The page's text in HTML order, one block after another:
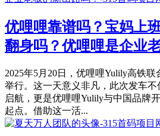
优哩哩靠谱吗？宝妈上
翻身吗？优哩哩是企业
2025年5月20日，优哩哩Yulily高铁
举行。这一天意义非凡，此次发车
启航，更是优哩哩Yulily与中国品牌
起点。借助这一活...